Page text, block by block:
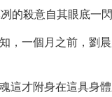
的殺意自其眼底一閃
，一個月之前，劉
這才附身在這具身